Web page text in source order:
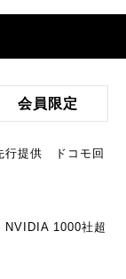
会員限定
行提供 ドコモ回
1000社超